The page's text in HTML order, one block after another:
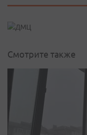
Смотрите также